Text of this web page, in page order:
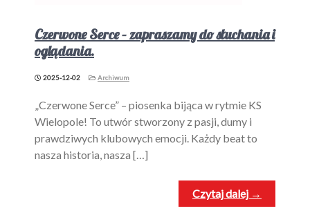
Czerwone Serce – zapraszamy do słuchania i
oglądania.
2025-12-02 Archiwum
„Czerwone Serce” – piosenka bijąca w rytmie KS
Wielopole! To utwór stworzony z pasji, dumy i
prawdziwych klubowych emocji. Każdy beat to
nasza historia, nasza […]
Czytaj dalej →